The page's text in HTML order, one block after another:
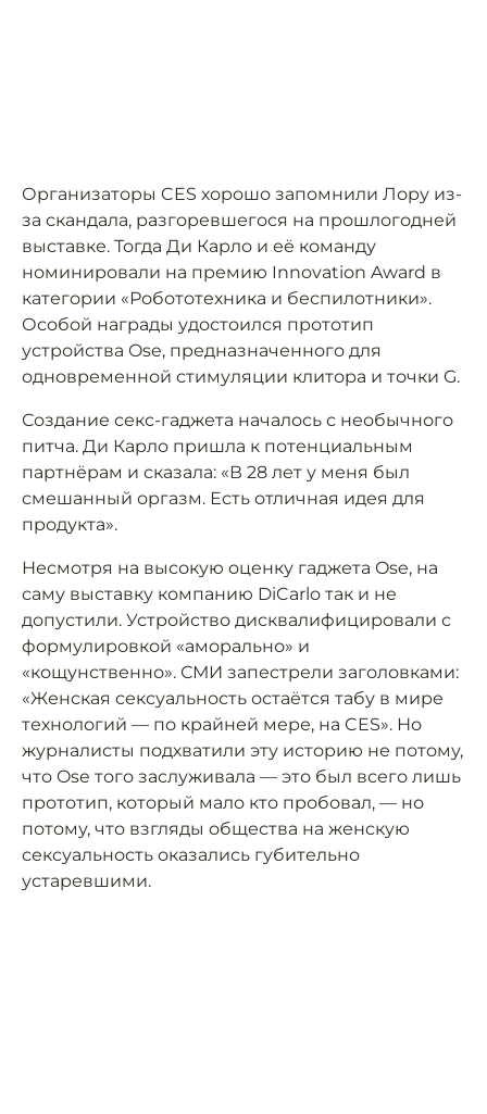
Организаторы CES хорошо запомнили Лору из-
за скандала, разгоревшегося на прошлогодней
выставке. Тогда Ди Карло и её команду
номинировали на премию Innovation Award в
категории «Робототехника и беспилотники».
Особой награды удостоился прототип
устройства Ose, предназначенного для
одновременной стимуляции клитора и точки G.
Создание секс-гаджета началось с необычного
питча. Ди Карло пришла к потенциальным
партнёрам и сказала: «В 28 лет у меня был
смешанный оргазм. Есть отличная идея для
продукта».
Несмотря на высокую оценку гаджета Ose, на
саму выставку компанию DiCarlo так и не
допустили. Устройство дисквалифицировали с
формулировкой «аморально» и
«кощунственно». СМИ запестрели заголовками:
«Женская сексуальность остаётся табу в мире
технологий — по крайней мере, на CES». Но
журналисты подхватили эту историю не потому,
что Ose того заслуживала — это был всего лишь
прототип, который мало кто пробовал, — но
потому, что взгляды общества на женскую
сексуальность оказались губительно
устаревшими.